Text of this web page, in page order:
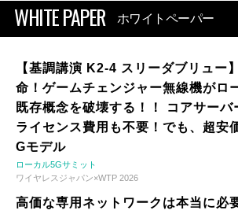
WHITE PAPER ホワイトペーパー
【基調講演 K2-4 スリーダブリュー
命！ゲームチェンジャー無線機がロ
既存概念を破壊する！！ コアサーバ
ライセンス費用も不要！でも、超
Gモデル
ローカル5Gサミット
ワイヤレスジャパン×WTP 2026
高価な専用ネットワークは本当に必